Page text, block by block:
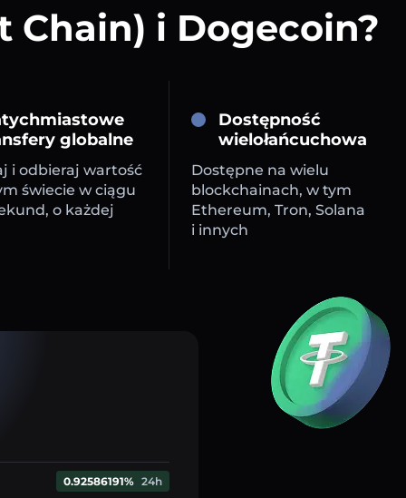
Chain) i Dogecoin?
globalne
i odbieraj wartość
świecie w ciągu
o każdej
Dostępność
wielołańcuchowa
Dostępne na wielu
blockchainach, w tym
Ethereum, Tron, Solana
i innych
0.92586191% 24h